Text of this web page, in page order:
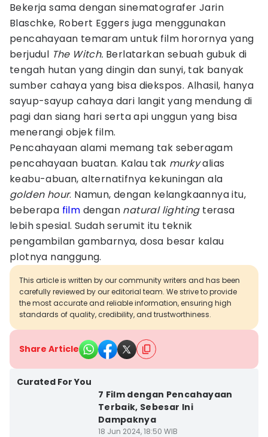
Bekerja sama dengan sinematografer Jarin
Blaschke, Robert Eggers juga menggunakan
pencahayaan temaram untuk film horornya yang
berjudul The Witch. Berlatarkan sebuah gubuk di
tengah hutan yang dingin dan sunyi, tak banyak
sumber cahaya yang bisa diekspos. Alhasil, hanya
sayup-sayup cahaya dari langit yang mendung di
pagi dan siang hari serta api unggun yang bisa
menerangi objek film.
Pencahayaan alami memang tak seberagam
pencahayaan buatan. Kalau tak murkyalias
keabu-abuan, alternatifnya kekuningan ala
golden hour. Namun, dengan kelangkaannya itu,
beberapa film dengan natural lightingterasa
lebih spesial. Sudah serumit itu teknik
pengambilan gambarnya, dosa besar kalau
plotnya nanggung.
This article is written by our community writers and has been
carefully reviewed by our editorial team. We strive to provide
the most accurate and reliable information, ensuring high
standards of quality, credibility, and trustworthiness.
Share Article
Curated For You
7 Film dengan Pencahayaan
Terbaik, Sebesar Ini
Dampaknya
18 Jun 2024, 18:50 WIB